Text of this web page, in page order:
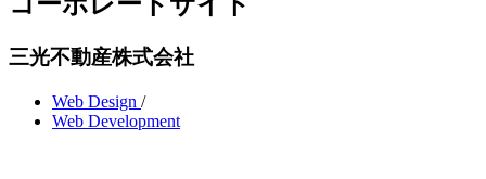
三光不動産株式会社
Web Design /
Web Development